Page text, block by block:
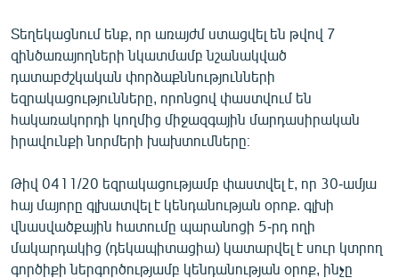
Տեղեկացնում ենք, որ առայժմ ստացվել են թվով 7
զինծառայողների նկատմամբ նշանակված
դատաբժշկական փորձաքննությունների
եզրակացությունները, որոնցով փաստվում են
հակառակորդի կողմից միջազգային մարդասիրական
իրավունքի նորմերի խախտումները։
Թիվ 0411/20 եզրակացությամբ փաստվել է, որ 30-ամյա
հայ մայորը գլխատվել է կենդանության օրոք. գլխի
վնասվածքային հատումը պարանոցի 5-րդ ողի
մակարդակից (դեկապիտացիա) կատարվել է սուր կտրող
գործիքի ներգործությամբ կենդանության օրոք, ինչը